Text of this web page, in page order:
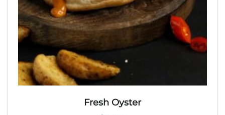
Fresh Oyster